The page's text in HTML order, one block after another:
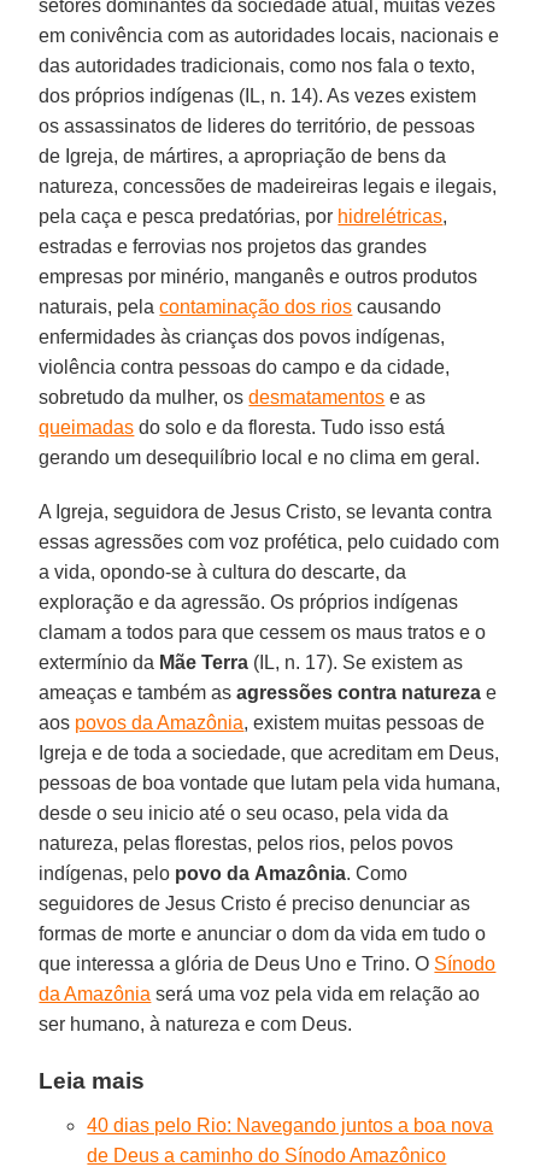
setores dominantes da sociedade atual, muitas vezes
em conivência com as autoridades locais, nacionais e
das autoridades tradicionais, como nos fala o texto,
dos próprios indígenas (IL, n. 14). As vezes existem
os assassinatos de lideres do território, de pessoas
de Igreja, de mártires, a apropriação de bens da
natureza, concessões de madeireiras legais e ilegais,
pela caça e pesca predatórias, por hidrelétricas,
estradas e ferrovias nos projetos das grandes
empresas por minério, manganês e outros produtos
naturais, pelacontaminação dos rios causando
enfermidades às crianças dos povos indígenas,
violência contra pessoas do campo e da cidade,
sobretudo da mulher, osdesmatamentos e as
queimadas do solo e da floresta. Tudo isso está
gerando um desequilíbrio local e no clima em geral.
A Igreja, seguidora de Jesus Cristo, se levanta contra
essas agressões com voz profética, pelo cuidado com
a vida, opondo-se à cultura do descarte, da
exploração e da agressão. Os próprios indígenas
clamam a todos para que cessem os maus tratos e o
extermínio da Mãe Terra (IL, n. 17). Se existem as
ameaças e também asagressões contra natureza e
aos povos da Amazônia, existem muitas pessoas de
Igreja e de toda a sociedade, que acreditam em Deus,
pessoas de boa vontade que lutam pela vida humana,
desde o seu inicio até o seu ocaso, pela vida da
natureza, pelas florestas, pelos rios, pelos povos
indígenas, pelo povo da Amazônia. Como
seguidores de Jesus Cristo é preciso denunciar as
formas de morte e anunciar o dom da vida em tudo o
que interessa a glória de Deus Uno e Trino. O Sínodo
da Amazônia será uma voz pela vida em relação ao
ser humano, à natureza e com Deus.
Leia mais
40 dias pelo Rio: Navegando juntos a boa nova
de Deus a caminho do Sínodo Amazônico